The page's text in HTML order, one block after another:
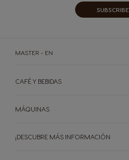
SUBSCRIBE
MASTER - EN
CAFÉ Y BEBIDAS
MÁQUINAS
¡DESCUBRE MÁS INFORMACIÓN